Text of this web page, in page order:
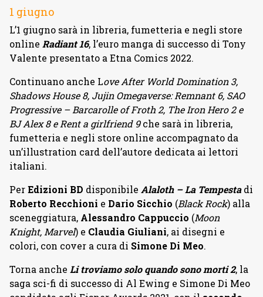
1 giugno
L’1 giugno sarà in libreria, fumetteria e negli store
online Radiant 16, l’euro manga di successo di Tony
Valente presentato a Etna Comics 2022.
Continuano anche Love After World Domination 3,
Shadows House 8, Jujin Omegaverse: Remnant 6, SAO
Progressive – Barcarolle of Froth 2, The Iron Hero 2 e
BJ Alex 8 e Rent a girlfriend 9che sarà in libreria,
fumetteria e negli store online accompagnato da
un’illustration card dell’autore dedicata ai lettori
italiani.
PerEdizioni BD disponibile Alaloth – La Tempestadi
Roberto Recchioni e Dario Sicchio (Black Rock) alla
sceneggiatura, Alessandro Cappuccio (Moon
Knight, Marvel) e Claudia Giuliani, ai disegni e
colori, con cover a cura di Simone Di Meo.
Torna anche Li troviamo solo quando sono morti 2, la
saga sci-fi di successo di Al Ewing e Simone Di Meo